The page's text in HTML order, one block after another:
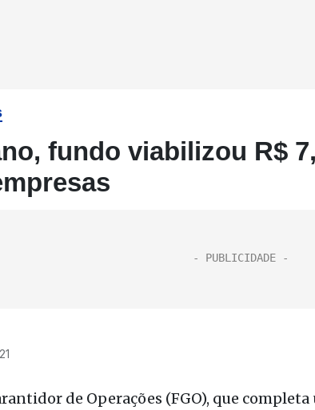
fundo viabilizou R$
de Operações (FGO), que